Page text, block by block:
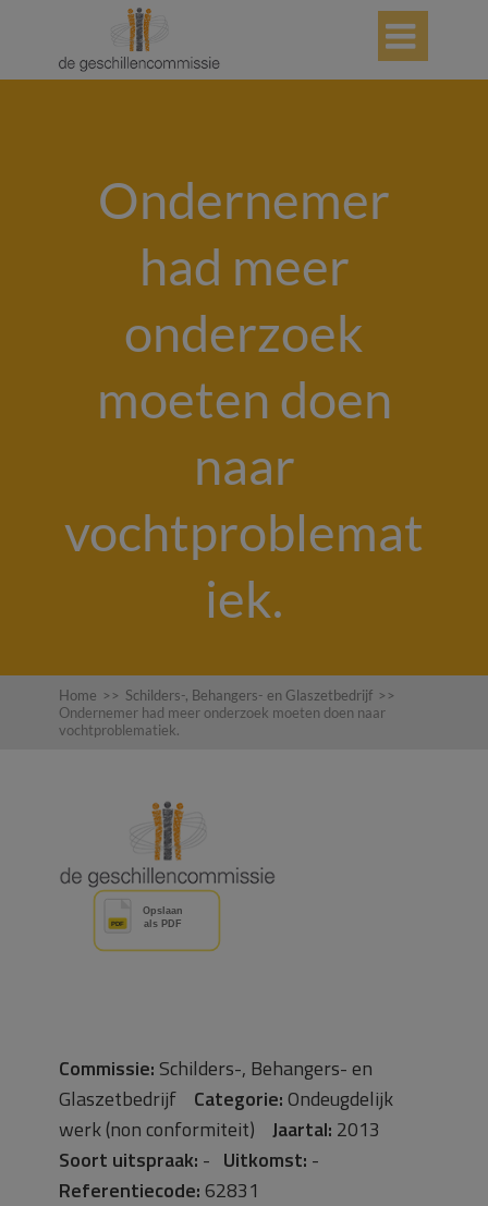

Ondernemer
had meer
onderzoek
moeten doen
naar
vochtproblemat
iek.
Home >> Schilders-, Behangers- en Glaszetbedrijf >>
Ondernemer had meer onderzoek moeten doen naar
vochtproblematiek.
Commissie: Schilders-, Behangers- en
Glaszetbedrijf Categorie:Ondeugdelijk
werk (non conformiteit) Jaartal: 2013
Soort uitspraak: - Uitkomst: -
Referentiecode:62831